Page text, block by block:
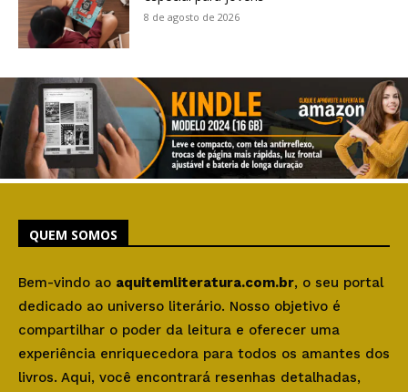
8 de agosto de 2026
QUEM SOMOS
Bem-vindo ao aquitemliteratura.com.br, o seu portal
dedicado ao universo literário. Nosso objetivo é
compartilhar o poder da leitura e oferecer uma
experiência enriquecedora para todos os amantes dos
livros. Aqui, você encontrará resenhas detalhadas,